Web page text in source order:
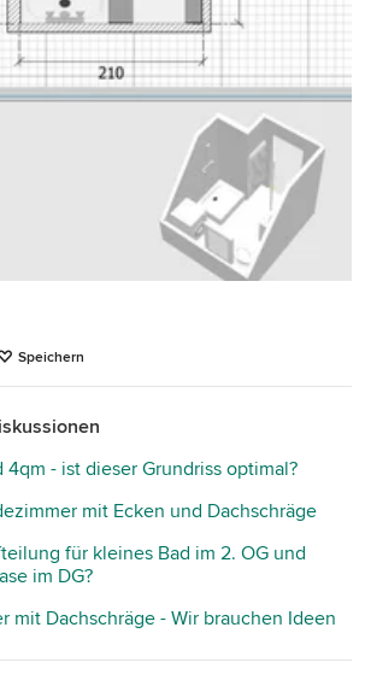
Speichern
4qm - ist dieser Grundriss optimal?
mit Ecken und Dachschräge
für kleines Bad im 2. OG und
im DG?
mit Dachschräge - Wir brauchen Ideen